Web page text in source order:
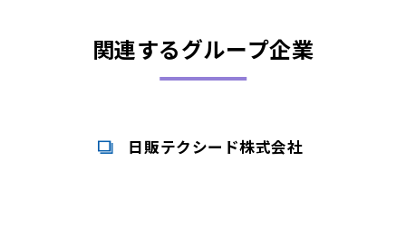
関連するグループ企業
日販テクシード株式会社